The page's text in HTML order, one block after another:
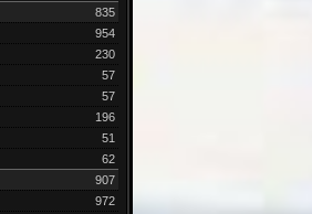
835
954
230
57
57
196
51
62
907
972